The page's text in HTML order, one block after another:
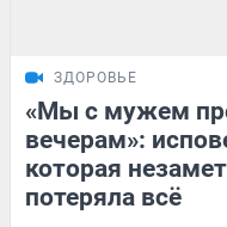
ЗДОРОВЬЕ
«Мы с мужем
вечерам»:
которая
потеряла всё